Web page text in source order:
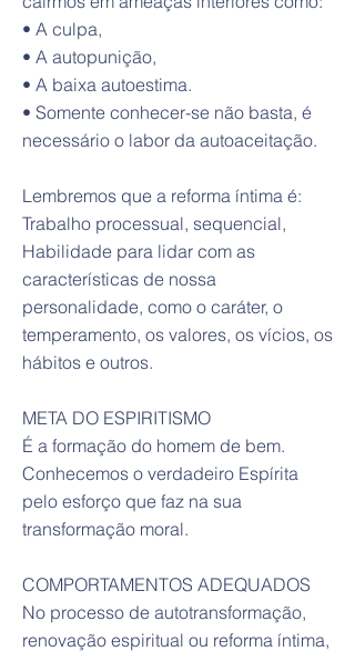
• A culpa,
• A autopunição,
• A baixa autoestima.
• Somente conhecer-se não basta, é
necessário o labor da autoaceitação.
Lembremos que a reforma íntima é:
Trabalho processual, sequencial,
Habilidade para lidar com as
características de nossa
personalidade, como o caráter, o
temperamento, os valores, os vícios, os
hábitos e outros.
META DO ESPIRITISMO
É a formação do homem de bem.
Conhecemos o verdadeiro Espírita
pelo esforço que faz na sua
transformação moral.
COMPORTAMENTOS ADEQUADOS
No processo de autotransformação,
renovação espiritual ou reforma íntima,